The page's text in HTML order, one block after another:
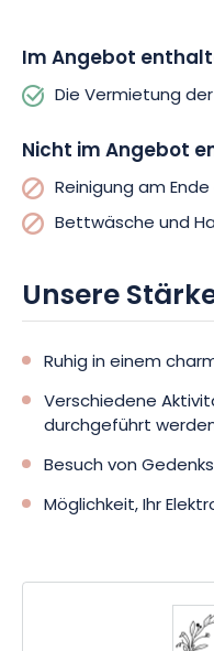
Im Angebot
Die Vermietung
Nicht im Angebot
Reinigung am
Bettwäsche und
Unsere
Ruhig in einem
Verschiedene
durchgeführt
Besuch von
Möglichkeit, Ihr